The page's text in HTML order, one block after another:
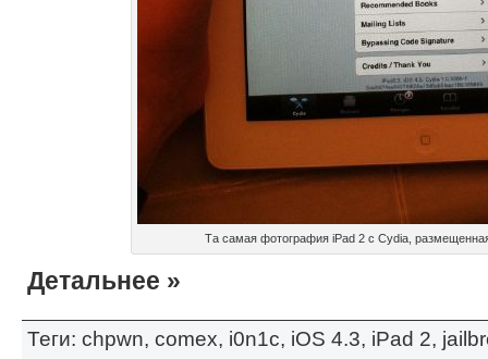
Та самая фотография iPad 2 с Cydia,
Детальнее »
Теги: chpwn, comex, i0n1c, iOS 4.3, iPad 2,